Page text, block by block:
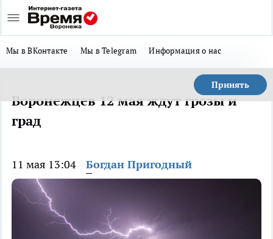
Мы в ВКонтакте Мы в Telegram Информация о нас
Принять
Воронежцев 12 мая ждут грозы и
град
11 мая 13:04 Богдан Пригодный